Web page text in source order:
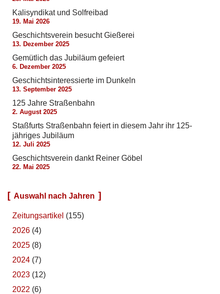
Kalisyndikat und Solfreibad
19. Mai 2026
Geschichtsverein besucht Gießerei
13. Dezember 2025
Gemütlich das Jubiläum gefeiert
6. Dezember 2025
Geschichtsinteressierte im Dunkeln
13. September 2025
125 Jahre Straßenbahn
2. August 2025
Staßfurts Straßenbahn feiert in diesem Jahr ihr 125-
jähriges Jubiläum
12. Juli 2025
Geschichtsverein dankt Reiner Göbel
22. Mai 2025
Auswahl nach Jahren
Zeitungsartikel (155)
2026 (4)
2025 (8)
2024 (7)
2023 (12)
2022 (6)